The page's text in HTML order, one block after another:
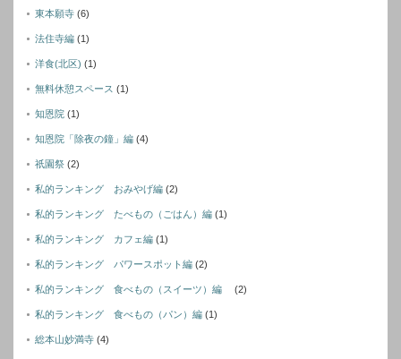
東本願寺 (6)
法住寺編 (1)
洋食(北区) (1)
無料休憩スペース (1)
知恩院 (1)
知恩院「除夜の鐘」編 (4)
祇園祭 (2)
私的ランキング おみやげ編 (2)
私的ランキング たべもの（ごはん）編 (1)
私的ランキング カフェ編 (1)
私的ランキング パワースポット編 (2)
私的ランキング 食べもの（スイーツ）編 (2)
私的ランキング 食べもの（パン）編 (1)
総本山妙満寺 (4)